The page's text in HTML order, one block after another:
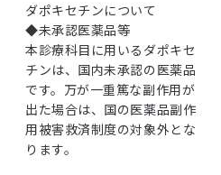
ダポキセチンについて
◆未承認医薬品等
本診療科目に用いるダポキセ
チンは、国内未承認の医薬品
です。万が一重篤な副作用が
出た場合は、国の医薬品副作
用被害救済制度の対象外とな
ります。